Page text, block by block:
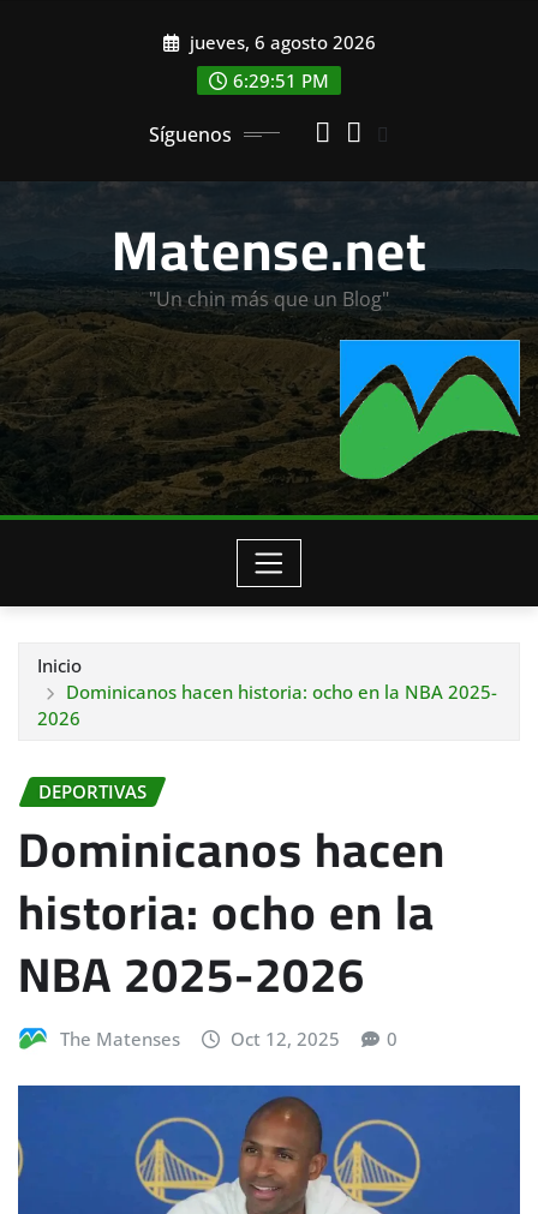
jueves, 6 agosto 2026
6:29:53 PM
Síguenos
Matense.net
"Un chin más que un Blog"
Inicio
Dominicanos hacen historia: ocho en la NBA 2025-
2026
DEPORTIVAS
Dominicanos hacen
historia: ocho en la
NBA 2025-2026
The Matenses Oct 12, 2025 0